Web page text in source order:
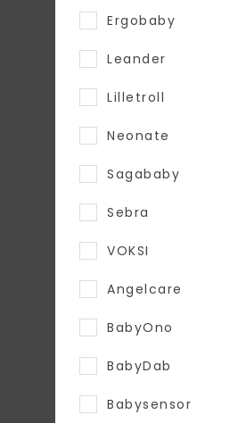
Ergobaby
Leander
Lilletroll
Neonate
Sagababy
Sebra
VOKSI
Angelcare
BabyOno
BabyDab
Babysensor